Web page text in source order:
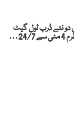
دو نئے ڈرب ٹول گیٹ
7…